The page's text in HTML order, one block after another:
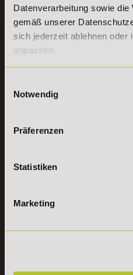
Datenverarbeitung sowie
gemäß unserer
sich jederzeit ablehnen oder
anpassen.
Notwendig
Präferenzen
Statistiken
Marketing
+49 (0) 7191
DeLSt GmbH - Deutsches
Willy-Brandt-Platz 2
71522
Erreichbarkeit:
Samstag: 9:00 - 15:00 Uhr
Vertrag
INFORMATIONEN
DeLSt
IHK-